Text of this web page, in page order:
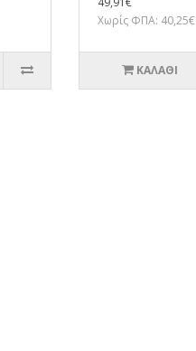
Χωρίς ΦΠΑ: 40,25€
ΚΑΛΆΘΙ